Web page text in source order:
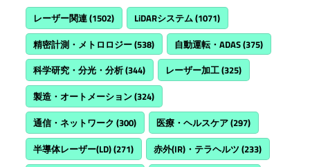
レーザー関連(1502) LiDARシステム(1071)
精密計測・メトロロジー(538) 自動運転・ADAS(375)
科学研究・分光・分析(344) レーザー加工(325)
製造・オートメーション(324)
通信・ネットワーク (300) 医療・ヘルスケア(297)
半導体レーザー(LD)(271) 赤外(IR)・テラヘルツ (233)